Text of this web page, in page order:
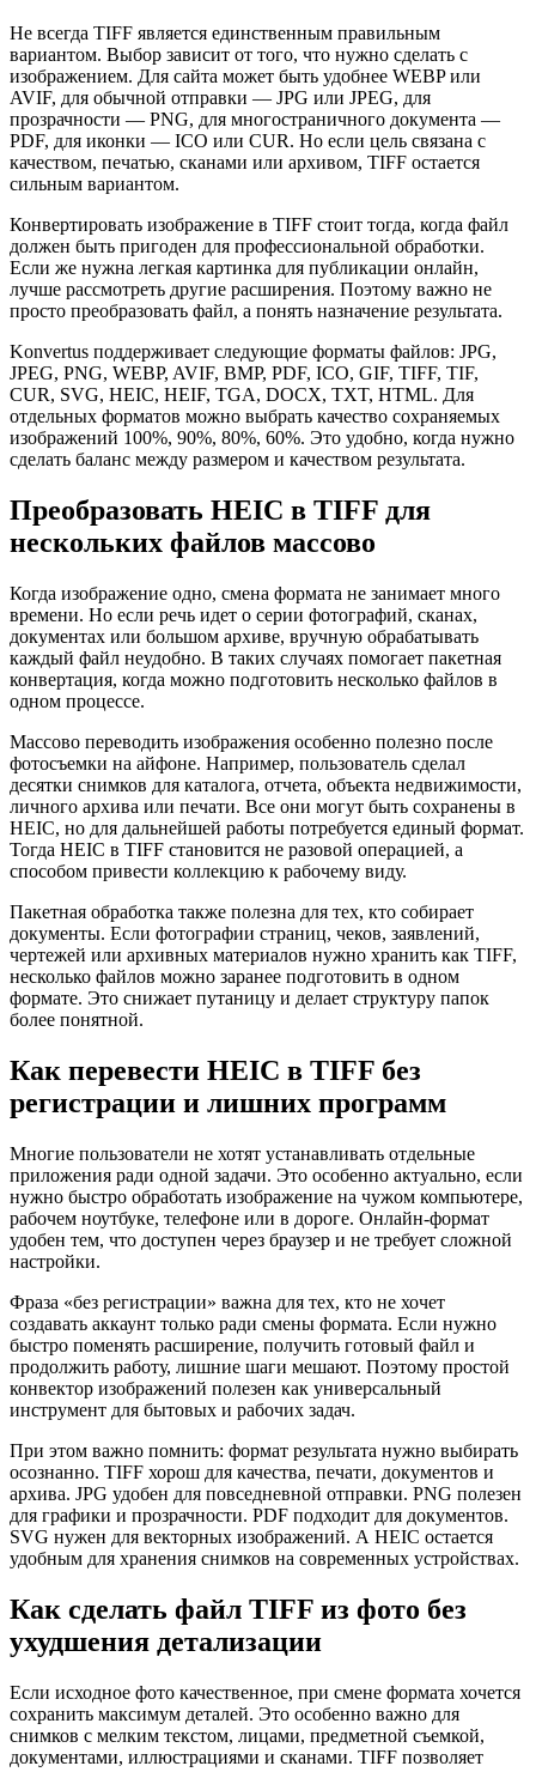
Не всегда TIFF является единственным правильным
вариантом. Выбор зависит от того, что нужно сделать с
изображением. Для сайта может быть удобнее WEBP или
AVIF, для обычной отправки — JPG или JPEG, для
прозрачности — PNG, для многостраничного документа —
PDF, для иконки — ICO или CUR. Но если цель связана с
качеством, печатью, сканами или архивом, TIFF остается
сильным вариантом.
Конвертировать изображение в TIFF стоит тогда, когда файл
должен быть пригоден для профессиональной обработки.
Если же нужна легкая картинка для публикации онлайн,
лучше рассмотреть другие расширения. Поэтому важно не
просто преобразовать файл, а понять назначение результата.
Konvertus поддерживает следующие форматы файлов: JPG,
JPEG, PNG, WEBP, AVIF, BMP, PDF, ICO, GIF, TIFF, TIF,
CUR, SVG, HEIC, HEIF, TGA, DOCX, TXT, HTML. Для
отдельных форматов можно выбрать качество сохраняемых
изображений 100%, 90%, 80%, 60%. Это удобно, когда нужно
сделать баланс между размером и качеством результата.
Преобразовать HEIC в TIFF для
нескольких файлов массово
Когда изображение одно, смена формата не занимает много
времени. Но если речь идет о серии фотографий, сканах,
документах или большом архиве, вручную обрабатывать
каждый файл неудобно. В таких случаях помогает пакетная
конвертация, когда можно подготовить несколько файлов в
одном процессе.
Массово переводить изображения особенно полезно после
фотосъемки на айфоне. Например, пользователь сделал
десятки снимков для каталога, отчета, объекта недвижимости,
личного архива или печати. Все они могут быть сохранены в
HEIC, но для дальнейшей работы потребуется единый формат.
Тогда HEIC в TIFF становится не разовой операцией, а
способом привести коллекцию к рабочему виду.
Пакетная обработка также полезна для тех, кто собирает
документы. Если фотографии страниц, чеков, заявлений,
чертежей или архивных материалов нужно хранить как TIFF,
несколько файлов можно заранее подготовить в одном
формате. Это снижает путаницу и делает структуру папок
более понятной.
Как перевести HEIC в TIFF без
регистрации и лишних программ
Многие пользователи не хотят устанавливать отдельные
приложения ради одной задачи. Это особенно актуально, если
нужно быстро обработать изображение на чужом компьютере,
рабочем ноутбуке, телефоне или в дороге. Онлайн-формат
удобен тем, что доступен через браузер и не требует сложной
настройки.
Фраза «без регистрации» важна для тех, кто не хочет
создавать аккаунт только ради смены формата. Если нужно
быстро поменять расширение, получить готовый файл и
продолжить работу, лишние шаги мешают. Поэтому простой
конвектор изображений полезен как универсальный
инструмент для бытовых и рабочих задач.
При этом важно помнить: формат результата нужно выбирать
осознанно. TIFF хорош для качества, печати, документов и
архива. JPG удобен для повседневной отправки. PNG полезен
для графики и прозрачности. PDF подходит для документов.
SVG нужен для векторных изображений. А HEIC остается
удобным для хранения снимков на современных устройствах.
Как сделать файл TIFF из фото без
ухудшения детализации
Если исходное фото качественное, при смене формата хочется
сохранить максимум деталей. Это особенно важно для
снимков с мелким текстом, лицами, предметной съемкой,
документами, иллюстрациями и сканами. TIFF позволяет